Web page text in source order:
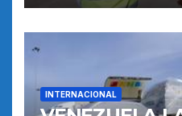
INTERNACIONAL